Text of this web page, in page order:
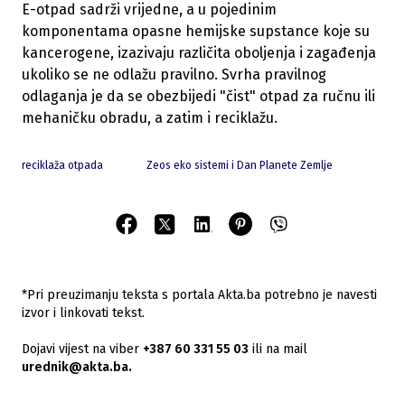
E-otpad sadrži vrijedne, a u pojedinim
komponentama opasne hemijske supstance koje su
kancerogene, izazivaju različita oboljenja i zagađenja
ukoliko se ne odlažu pravilno. Svrha pravilnog
odlaganja je da se obezbijedi "čist" otpad za ručnu ili
mehaničku obradu, a zatim i reciklažu.
reciklaža otpada Zeos eko sistemi i Dan Planete Zemlje
*Pri preuzimanju teksta s portala Akta.ba potrebno je navesti
izvor i linkovati tekst.
Dojavi vijest na viber +387 60 331 55 03 ili na mail
urednik@akta.ba.